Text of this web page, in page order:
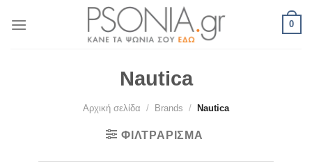
0
Nautica
Αρχική σελίδα / Brands / Nautica
ΦΙΛΤΡΆΡΙΣΜΑ